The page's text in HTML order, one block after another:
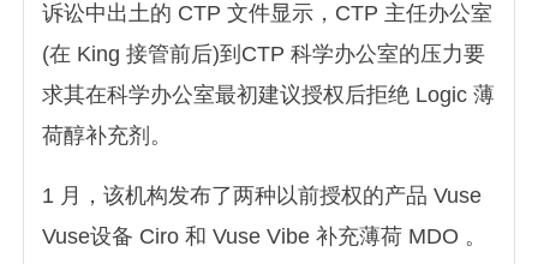
诉讼中出土的 CTP 文件显示，CTP 主任办公室
(在 King 接管前后)到CTP 科学办公室的压力要
求其在科学办公室最初建议授权后拒绝 Logic 薄
荷醇补充剂。
1 月，该机构发布了两种以前授权的产品 Vuse
Vuse设备 Ciro 和 Vuse Vibe 补充薄荷 MDO 。